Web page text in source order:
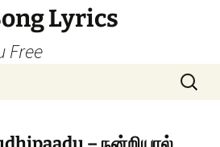
Lyrics
Free
Search
for: